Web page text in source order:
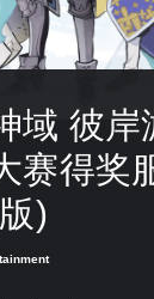
域 彼
赛得奖
)